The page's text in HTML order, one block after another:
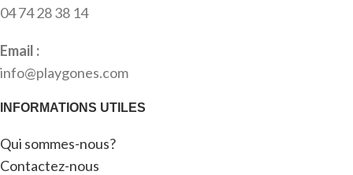
04 74 28 38 14
Email :
info@playgones.com
INFORMATIONS UTILES
Qui sommes-nous?
Contactez-nous